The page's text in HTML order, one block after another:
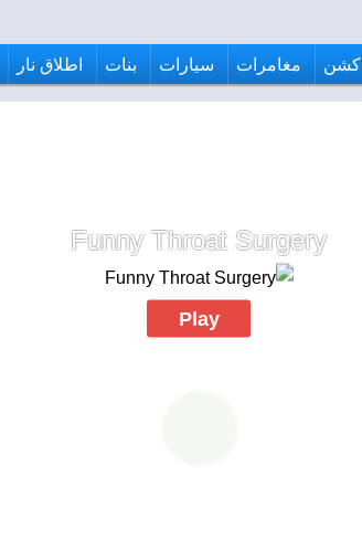
اكشن مغامرات سيارات بنات اطلاق نار
Funny Throat Surgery
Play